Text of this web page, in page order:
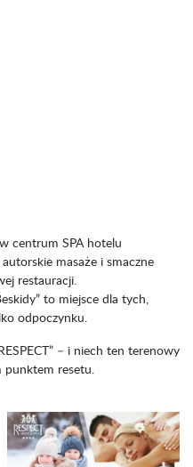
centrum SPA hotelu
masaże i smaczne
restauracji.
to miejsce dla tych,
odpoczynku.
– i niech ten terenowy
punktem resetu.